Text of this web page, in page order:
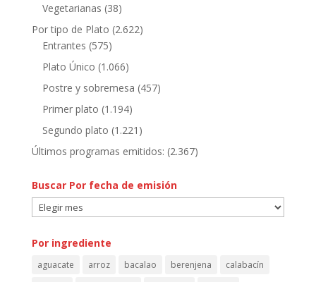
Vegetarianas (38)
Por tipo de Plato (2.622)
Entrantes (575)
Plato Único (1.066)
Postre y sobremesa (457)
Primer plato (1.194)
Segundo plato (1.221)
Últimos programas emitidos: (2.367)
Buscar Por fecha de emisión
Buscar
Por
fecha
emisión
Por ingrediente
aguacate arroz bacalao berenjena
calabacín